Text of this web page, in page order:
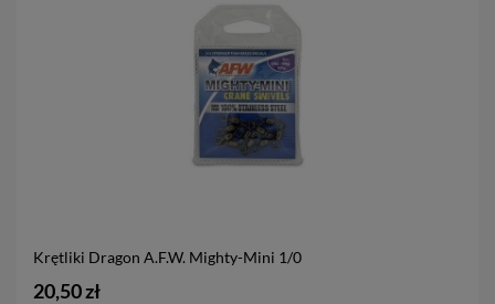
Krętliki Dragon A.F.W. Mighty-Mini 1/0
20,50 zł